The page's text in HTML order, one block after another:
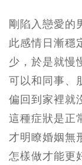
剛陷入戀愛的
此感情日漸穩
少，於是就慢
可以和同事、
偏回到家裡就
這種症狀是正
才明瞭婚姻無
怎樣做才能更